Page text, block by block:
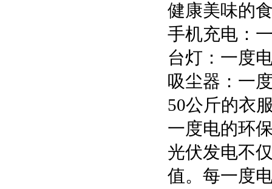
健康美味的
手机充电‌：
台灯‌：一度
吸尘器‌：一
50公斤的衣
一度电的环
光伏发电不
值。每一度